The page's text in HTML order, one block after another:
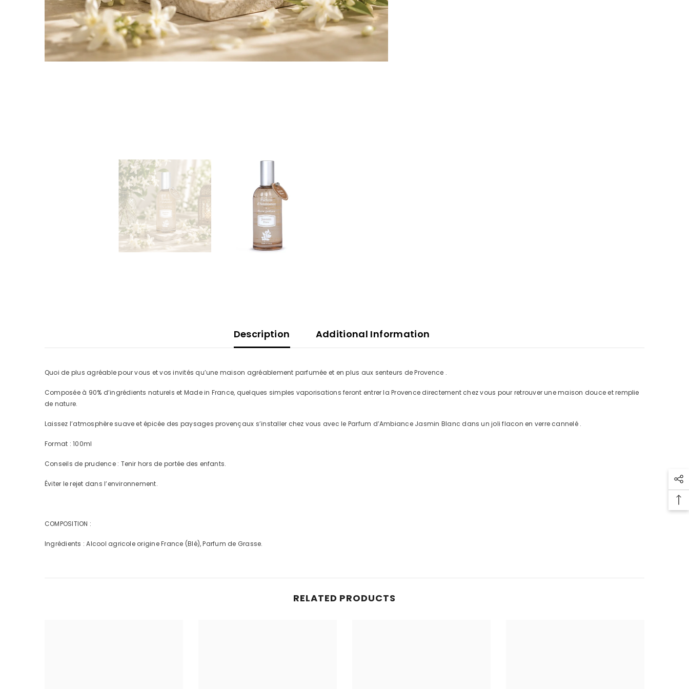
Description Additional Information
Quoi de plus agréable pour vous et vos invités qu’une maison agréablement parfumée et en plus aux senteurs de Provence .
Composée à 90% d’ingrédients naturels et Made in France, quelques simples vaporisations feront entrer la Provence directement chez vous pour retrouver une maison douce et remplie
de nature.
Laissez l’atmosphère suave et épicée des paysages provençaux s’installer chez vous avec le Parfum d’Ambiance Jasmin Blanc dans un joli flacon en verre cannelé .
Format : 100ml
Conseils de prudence : Tenir hors de portée des enfants.
Éviter le rejet dans l’environnement.
COMPOSITION :
Ingrédients : Alcool agricole origine France (Blé), Parfum de Grasse.
RELATED PRODUCTS